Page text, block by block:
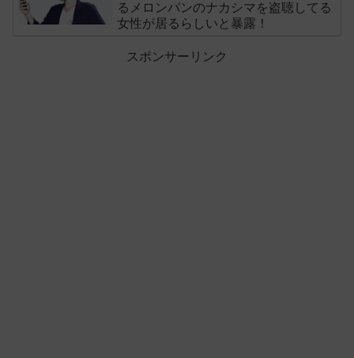
るメロンパンのナカシマを盗聴してる
女性が居るらしいと暴露！
スポンサーリンク